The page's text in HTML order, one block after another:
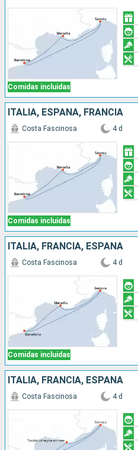
Comidas incluidas
ITALIA, ESPAÑA, FRANCIA
Comidas incluidas
Costa Fascinosa 4 d
ITALIA, FRANCIA, ESPAÑA
Comidas incluidas
Costa Fascinosa 4 d
ITALIA, FRANCIA, ESPAÑA
Costa Fascinosa 4 d